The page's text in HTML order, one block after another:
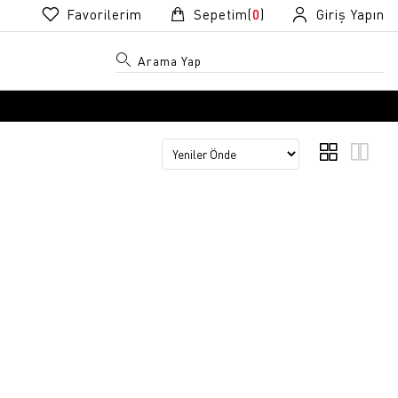
Favorilerim Sepetim(0) Giriş Yapın